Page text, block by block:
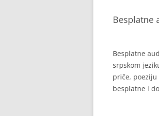
Besplatne
Besplatne
srpskom
priče, poeziju
besplatne i